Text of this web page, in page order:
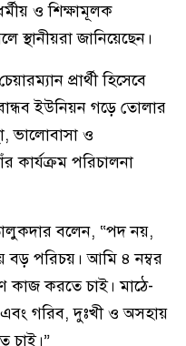
ও শিক্ষামূলক
স্থানীয়রা জানিয়েছেন।
প্রার্থী হিসেবে
ইউনিয়ন গড়ে তোলার
ভালোবাসা ও
কার্যক্রম পরিচালনা
বলেন, “পদ নয়,
বড় পরিচয়। আমি ৪ নম্বর
কাজ করতে চাই। মাঠে-
এবং গরিব, দুঃখী ও অসহায়
চাই।”